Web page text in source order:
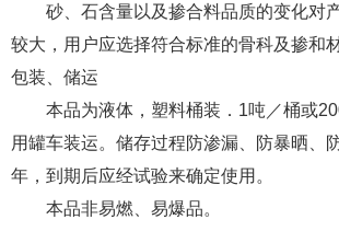
砂、石含量以及掺合料品质的变化对
较大，用户应选择符合标准的骨科及掺和材
包装、储运
本品为液体，塑料桶装．1吨／桶或
用罐车装运。储存过程防渗漏、防暴晒、
年，到期后应经试验来确定使用。
本品非易燃、易爆品。